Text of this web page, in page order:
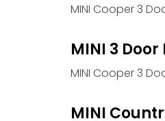
MINI Cooper 3
MINI 3 Door
MINI Cooper 3
MINI